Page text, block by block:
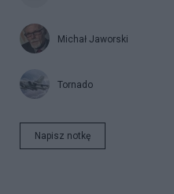
Michał Jaworski
Tornado
Napisz notkę